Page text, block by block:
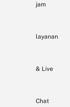
jam
layanan
& Live
Chat